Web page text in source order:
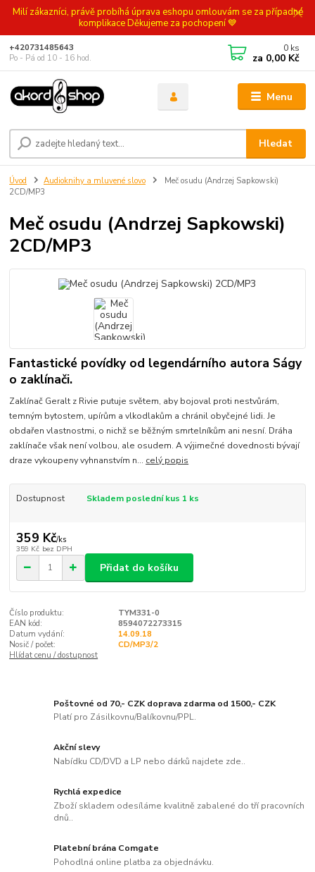
Milí zákazníci, právě probíhá úprava eshopu omlouvám se za případné
komplikace Děkujeme za pochopení 💙
Menu
Hledat
+420731485643
Po - Pá od 10 - 16 hod.
0 ks
za 0,00 Kč
Úvod Audioknihy a mluvené slovo
Meč osudu (Andrzej Sapkowski)
2CD/MP3
Meč osudu (Andrzej Sapkowski)
2CD/MP3
Fantastické povídky od legendárního autora Ságy
o zaklínači.
Zaklínač Geralt z Rivie putuje světem, aby bojoval proti nestvůrám,
temným bytostem, upírům a vlkodlakům a chránil obyčejné lidi. Je
obdařen vlastnostmi, o nichž se běžným smrtelníkům ani nesní. Dráha
zaklínače však není volbou, ale osudem. A výjimečné dovednosti bývají
draze vykoupeny vyhnanstvím n... celý popis
Dostupnost Skladem poslední kus 1 ks
359 Kč/ks
359 Kč bez DPH
Přidat do košíku
Číslo produktu:
TYM331-0
EAN kód:
8594072273315
Datum vydání:
14.09.18
Nosič / počet:
CD/MP3/2
Hlídat cenu / dostupnost
Poštovné od 70,- CZK doprava zdarma od 1500,- CZK
Platí pro Zásilkovnu/Balíkovnu/PPL.
Akční slevy
Nabídku CD/DVD a LP nebo dárků najdete zde..
Rychlá expedice
Zboží skladem odesíláme kvalitně zabalené do tří pracovních
dnů..
Platební brána Comgate
Pohodlná online platba za objednávku.